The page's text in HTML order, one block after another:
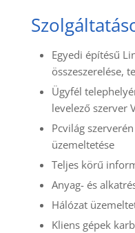
Egyedi építésű
összeszerelése,
Ügyfél
levelező szerver
Pcvilág
üzemeltetése
Teljes körű
Anyag- és
Hálózat
Kliens gépek